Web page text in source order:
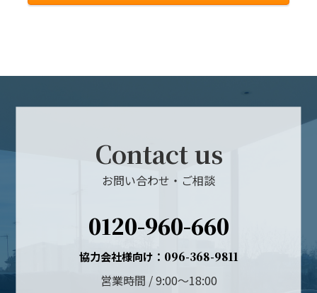
Contact us
お問い合わせ・ご相談
0120-960-660
協力会社様向け： 096-368-9811
営業時間 / 9:00～18:00